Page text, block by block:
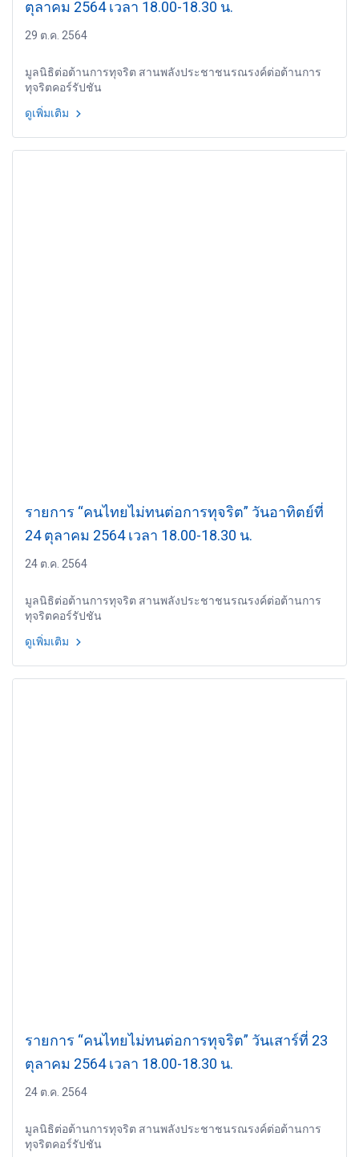
ตุลาคม 2564 เวลา 18.00-18.30 น.
29 ต.ค. 2564
มูลนิธิต่อต้านการทุจริต สานพลังประชาชนรณรงค์ต่อต้านการ
ทุจริตคอร์รัปชัน
ดูเพิ่มเติม
รายการ “คนไทยไม่ทนต่อการทุจริต” วันอาทิตย์ที่
24 ตุลาคม 2564 เวลา 18.00-18.30 น.
24 ต.ค. 2564
มูลนิธิต่อต้านการทุจริต สานพลังประชาชนรณรงค์ต่อต้านการ
ทุจริตคอร์รัปชัน
ดูเพิ่มเติม
รายการ “คนไทยไม่ทนต่อการทุจริต” วันเสาร์ที่ 23
ตุลาคม 2564 เวลา 18.00-18.30 น.
24 ต.ค. 2564
มูลนิธิต่อต้านการทุจริต สานพลังประชาชนรณรงค์ต่อต้านการ
ทุจริตคอร์รัปชัน